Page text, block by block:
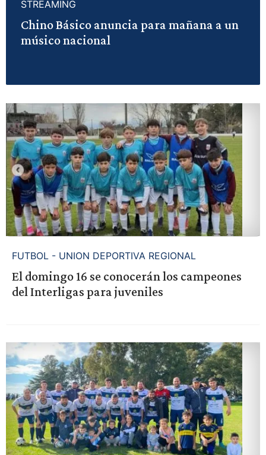
STREAMING
Chino Básico anuncia para mañana a un
músico nacional
FUTBOL - UNION DEPORTIVA REGIONAL
El domingo 16 se conocerán los campeones
del Interligas para juveniles